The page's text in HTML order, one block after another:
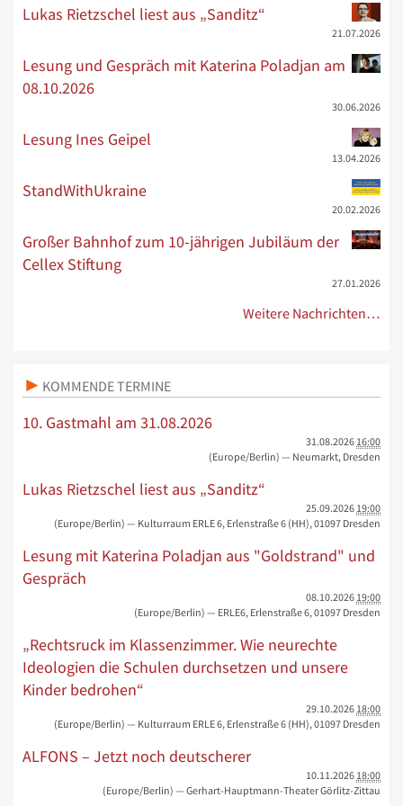
Lukas Rietzschel liest aus „Sanditz“
21.07.2026
Lesung und Gespräch mit Katerina Poladjan am
08.10.2026
30.06.2026
Lesung Ines Geipel
13.04.2026
StandWithUkraine
20.02.2026
Großer Bahnhof zum 10-jährigen Jubiläum der
Cellex Stiftung
27.01.2026
Weitere Nachrichten…
KOMMENDE TERMINE
10. Gastmahl am 31.08.2026
31.08.2026 16:00
(Europe/Berlin) — Neumarkt, Dresden
Lukas Rietzschel liest aus „Sanditz“
25.09.2026 19:00
(Europe/Berlin) — Kulturraum ERLE 6, Erlenstraße 6 (HH), 01097 Dresden
Lesung mit Katerina Poladjan aus "Goldstrand" und
Gespräch
08.10.2026 19:00
(Europe/Berlin) — ERLE6, Erlenstraße 6, 01097 Dresden
„Rechtsruck im Klassenzimmer. Wie neurechte
Ideologien die Schulen durchsetzen und unsere
Kinder bedrohen“
29.10.2026 18:00
(Europe/Berlin) — Kulturraum ERLE 6, Erlenstraße 6 (HH), 01097 Dresden
ALFONS – Jetzt noch deutscherer
10.11.2026 18:00
(Europe/Berlin) — Gerhart-Hauptmann-Theater Görlitz-Zittau